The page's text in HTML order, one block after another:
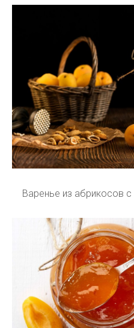
Варенье из абрикосов